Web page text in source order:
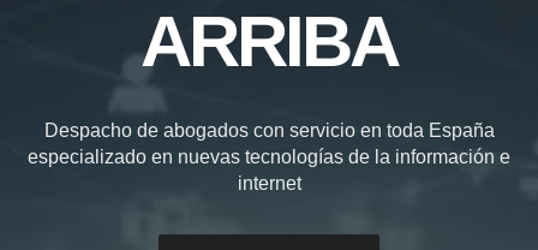
ARRIBA
Despacho de abogados con servicio en toda España
especializado en nuevas tecnologías de la información e
internet